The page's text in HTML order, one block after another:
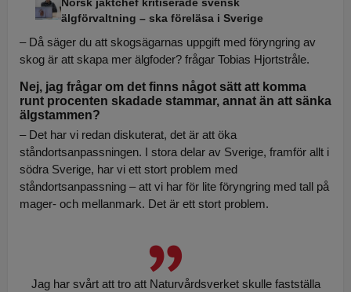
Norsk jaktchef kritiserade svensk
älgförvaltning – ska föreläsa i Sverige
– Då säger du att skogsägarnas uppgift med föryngring av
skog är att skapa mer älgfoder? frågar Tobias Hjortstråle.
Nej, jag frågar om det finns något sätt att komma
runt procenten skadade stammar, annat än att sänka
älgstammen?
– Det har vi redan diskuterat, det är att öka
ståndortsanpassningen. I stora delar av Sverige, framför allt i
södra Sverige, har vi ett stort problem med
ståndortsanpassning – att vi har för lite föryngring med tall på
mager- och mellanmark. Det är ett stort problem.
Jag har svårt att tro att Naturvårdsverket skulle fastställa